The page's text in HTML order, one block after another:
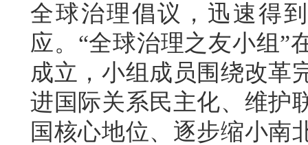
全球治理倡议，迅速得
应。“全球治理之友小组”
成立，小组成员围绕改革
进国际关系民主化、维护
国核心地位、逐步缩小南